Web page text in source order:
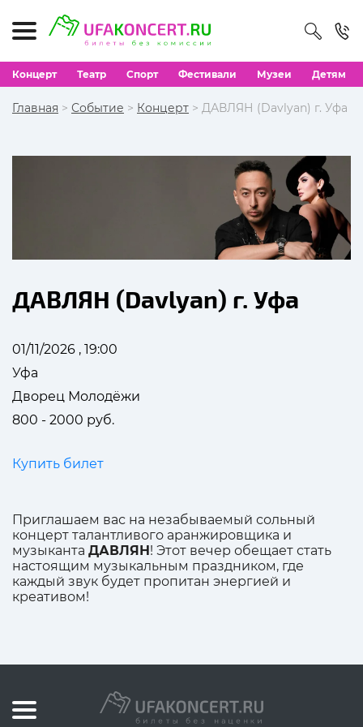
Концерт Театр Спорт Фестивали Музеи Детям
Главная > Событие > Концерт > ДАВЛЯН (Davlyan) г. Уфа
ДАВЛЯН (Davlyan) г. Уфа
01/11/2026 , 19:00
Уфа
Дворец Молодёжи
800 - 2000 руб.
Купить билет
Приглашаем вас на незабываемый сольный
концерт талантливого аранжировщика и
музыканта ДАВЛЯН ! Этот вечер обещает стать
настоящим музыкальным праздником, где
каждый звук будет пропитан энергией и
креативом!